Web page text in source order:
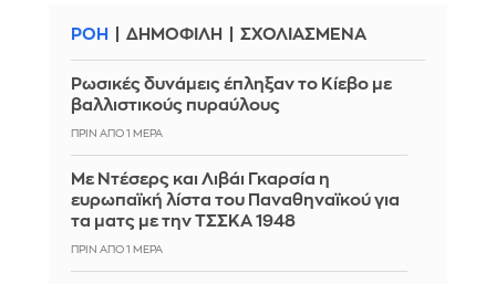
ΡΟΗ ΔΗΜΟΦΙΛΗ ΣΧΟΛΙΑΣΜΕΝΑ
Ρωσικές δυνάμεις έπληξαν το Κίεβο με
βαλλιστικούς πυραύλους
ΠΡΙΝ ΑΠΌ 1 ΜΈΡΑ
Με Ντέσερς και Λιβάι Γκαρσία η
ευρωπαϊκή λίστα του Παναθηναϊκού για
τα ματς με την ΤΣΣΚΑ 1948
ΠΡΙΝ ΑΠΌ 1 ΜΈΡΑ